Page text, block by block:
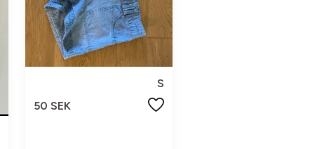
S
50 SEK